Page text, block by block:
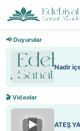
📢 Duyurular
Nadir
🎬 Videolar
▶ ATEŞ